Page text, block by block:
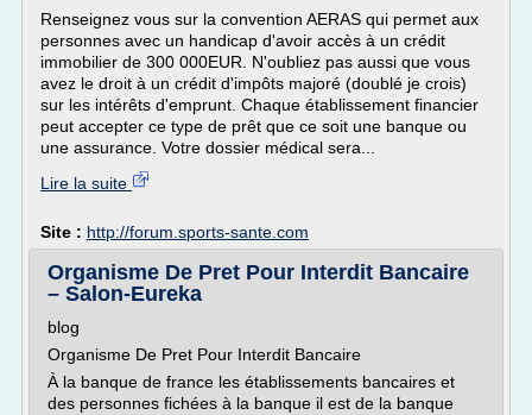
Renseignez vous sur la convention AERAS qui permet aux
personnes avec un handicap d'avoir accès à un crédit
immobilier de 300 000EUR. N'oubliez pas aussi que vous
avez le droit à un crédit d'impôts majoré (doublé je crois)
sur les intérêts d'emprunt. Chaque établissement financier
peut accepter ce type de prêt que ce soit une banque ou
une assurance. Votre dossier médical sera...
Lire la suite
Site : http://forum.sports-sante.com
Organisme De Pret Pour Interdit Bancaire
– Salon-Eureka
blog
Organisme De Pret Pour Interdit Bancaire
À la banque de france les établissements bancaires et
des personnes fichées à la banque il est de la banque